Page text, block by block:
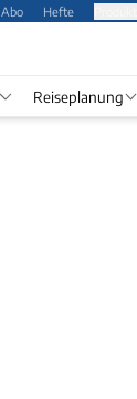
Abo Hefte
Reiseplanung